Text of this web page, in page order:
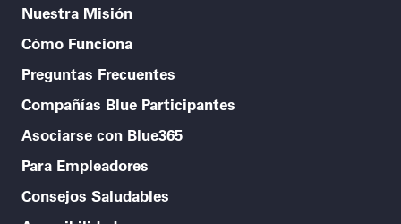
Nuestra Misión
Cómo Funciona
Preguntas Frecuentes
Compañías Blue Participantes
Asociarse con Blue365
Para Empleadores
Consejos Saludables